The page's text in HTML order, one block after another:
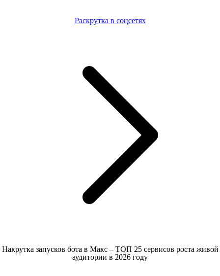
Раскрутка в соцсетях
Накрутка запусков бота в Макс – ТОП 25 сервисов роста живой
аудитории в 2026 году